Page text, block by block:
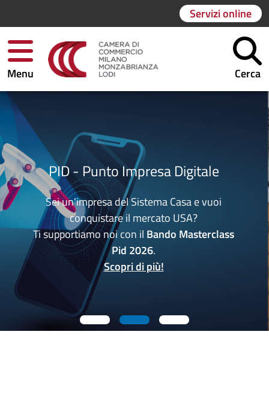
Servizi online
Menu Cerca
PID - Punto Impresa Digitale
Sei un'impresa del Sistema Casa e vuoi
conquistare il mercato USA?
Ti supportiamo noi con il Bando Masterclass
Pid 2026.
Scopri di più!